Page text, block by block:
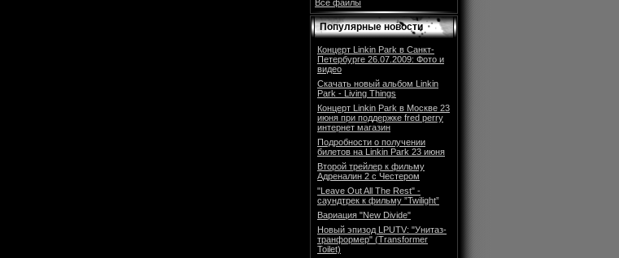
Все файлы
Популярные новости
Концерт Linkin Park в Санкт-
Петербурге 26.07.2009: Фото и
видео
Скачать новый альбом Linkin
Park - Living Things
Концерт Linkin Park в Москве 23
июня при поддержке fred perry
интернет магазин
Подробности о получении
билетов на Linkin Park 23 июня
Второй трейлер к фильму
Адреналин 2 с Честером
"Leave Out All The Rest" -
саундтрек к фильму ”Twilight”
Вариация "New Divide"
Новый эпизод LPUTV: "Унитаз-
транформер" (Transformer
Toilet)